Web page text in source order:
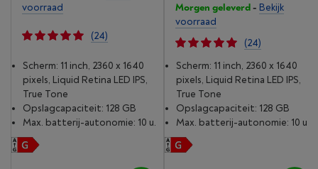
voorraad
(24)
Scherm: 11 inch, 2360 x 1640
pixels, Liquid Retina LED IPS,
True Tone
Opslagcapaciteit: 128 GB
Max. batterij-autonomie: 10 u.
Morgen geleverd- Bekijk
voorraad
(24)
Scherm: 11 inch, 2360 x 1640
pixels, Liquid Retina LED IPS,
True Tone
Opslagcapaciteit: 128 GB
Max. batterij-autonomie: 10 u.